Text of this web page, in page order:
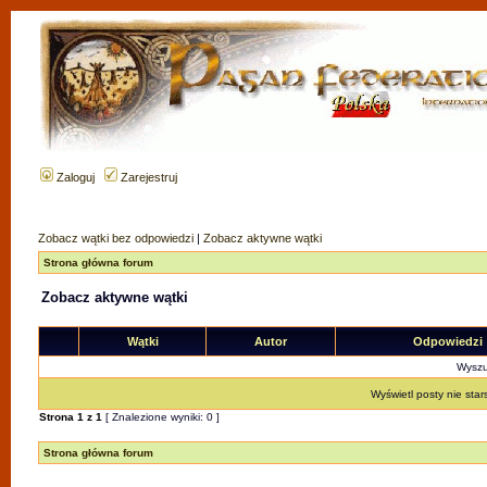
Zaloguj Zarejestruj
Zobacz wątki bez odpowiedzi | Zobacz aktywne wątki
Strona główna forum
Zobacz aktywne wątki
Wątki Autor Odpowiedzi
Wyświetl posty nie
Strona 1 z 1 [ Znalezione wyniki: 0 ]
Strona główna forum